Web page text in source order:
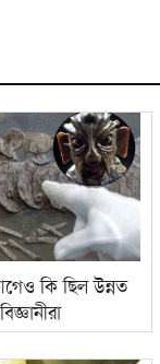
কি ছিল উন্নত